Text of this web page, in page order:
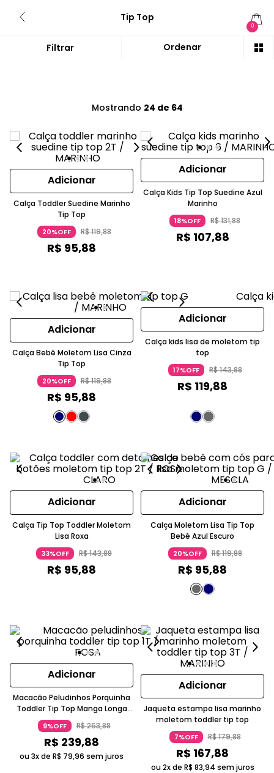
Tip Top
0
Mostrando 24 de 64
Adicionar
Calça Toddler Suedine Marinho
Tip Top
20%OFF R$119,88
R$ 95,88
Adicionar
Calça Kids Tip Top Suedine Azul
Marinho
18%OFF R$131,88
R$ 107,88
Adicionar
Calça Bebê Moletom Lisa Cinza
Tip Top
20%OFF R$119,88
R$ 95,88
Adicionar
Calça kids lisa de moletom tip
top
17%OFF R$143,88
R$ 119,88
Adicionar
Calça Tip Top Toddler Moletom
Lisa Roxa
33%OFF R$143,88
R$ 95,88
Adicionar
Calça Moletom Lisa Tip Top
Bebê Azul Escuro
20%OFF R$119,88
R$ 95,88
Adicionar
Macacão Peludinhos Porquinha
Toddler Tip Top Manga Longa
Lilás
9%OFF R$263,88
R$ 239,88
ou 3x de R$ 79,96 sem juros
Adicionar
Jaqueta estampa lisa marinho
moletom toddler tip top
7%OFF R$179,88
R$ 167,88
ou 2x de R$ 83,94 sem juros